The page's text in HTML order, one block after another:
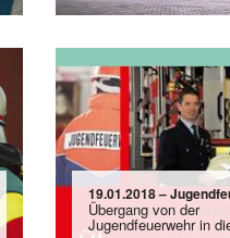
19.01.2018 –
Übergang von der
Jugendfeuerwehr in